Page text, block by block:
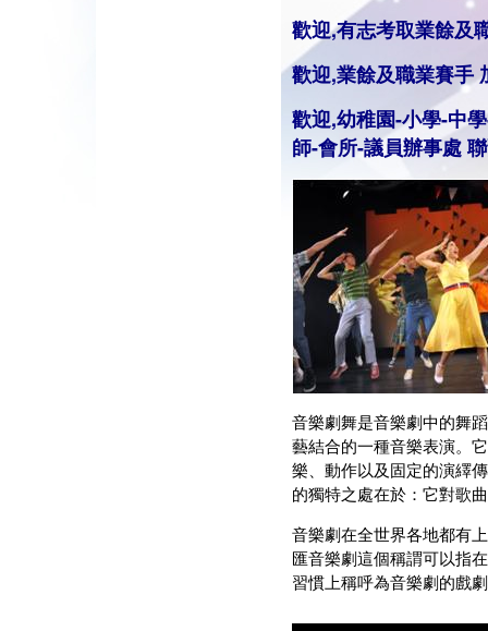
歡迎,有志考取業餘及
歡迎,業餘及職業賽手
歡迎,幼稚園-小學-中
師-會所-議員辦事處
音樂劇舞是音樂劇中的舞
藝結合的一種音樂表演。
樂、動作以及固定的演繹
的獨特之處在於：它對歌
音樂劇在全世界各地都有
匯音樂劇這個稱謂可以指
習慣上稱呼為音樂劇的戲